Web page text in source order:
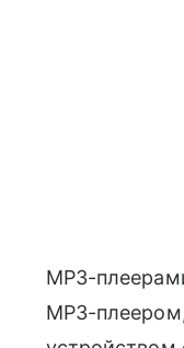
MP3-
MP3-